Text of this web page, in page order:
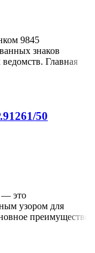
9845
знаков
Главная
50
— это
узором для
преимущество